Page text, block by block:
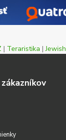
| Teraristika |Jewish